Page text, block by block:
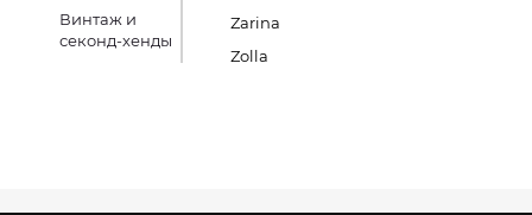
Винтаж и
секонд-хенды
Zarina
Zolla